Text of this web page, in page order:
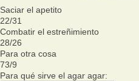
Saciar el apetito
22/31
Combatir el estreñimiento
28/26
Para otra cosa
73/9
Para qué sirve el agar agar: